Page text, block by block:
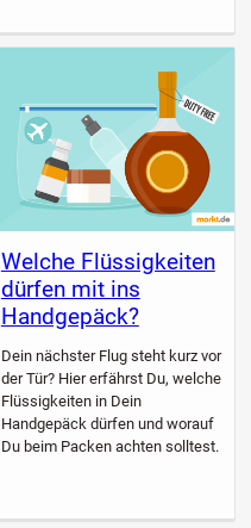
Welche Flüssigkeiten
dürfen mit ins
Handgepäck?
Dein nächster Flug steht kurz vor
der Tür? Hier erfährst Du, welche
Flüssigkeiten in Dein
Handgepäck dürfen und worauf
Du beim Packen achten solltest.